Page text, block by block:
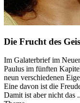
Die Frucht des
Im Galaterbrief im
Paulus im fünften
neun verschiedenen
Eine davon ist die
Damit ist aber nicht das